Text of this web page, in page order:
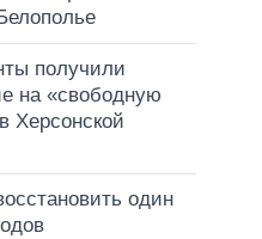
получили
на «свободную
Херсонской
один